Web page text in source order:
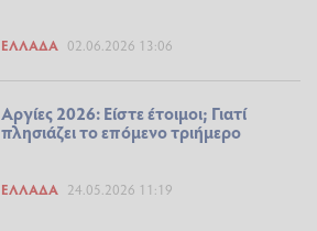
ΕΛΛΆΔΑ 02.06.2026 13:06
Αργίες 2026: Είστε έτοιμοι; Γιατί
πλησιάζει το επόμενο τριήμερο
ΕΛΛΆΔΑ 24.05.2026 11:19